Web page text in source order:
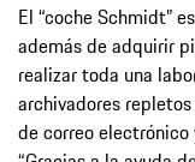
El “coche Schmidt”
además de adquirir
realizar toda una
archivadores
de correo